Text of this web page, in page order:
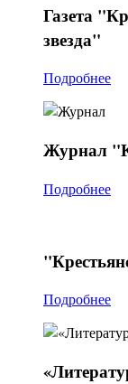
Газета
звезда"
Подробнее
Журнал
Подробнее
Подробнее